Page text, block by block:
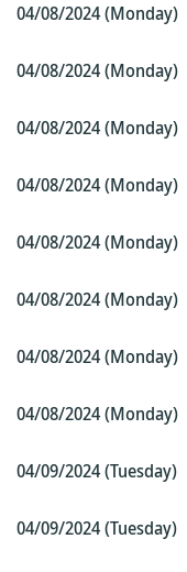
04/08/2024 (Monday)
04/08/2024 (Monday)
04/08/2024 (Monday)
04/08/2024 (Monday)
04/08/2024 (Monday)
04/08/2024 (Monday)
04/08/2024 (Monday)
04/08/2024 (Monday)
04/09/2024 (Tuesday)
04/09/2024 (Tuesday)